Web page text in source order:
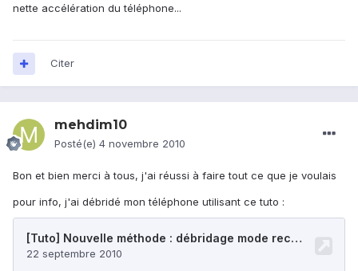
nette accélération du téléphone...
Citer
mehdim10
Posté(e) 4 novembre 2010
Bon et bien merci à tous, j'ai réussi à faire tout ce que je voulais
pour info, j'ai débridé mon téléphone utilisant ce tuto :